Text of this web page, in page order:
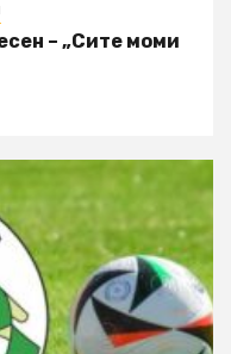
– „Сите моми